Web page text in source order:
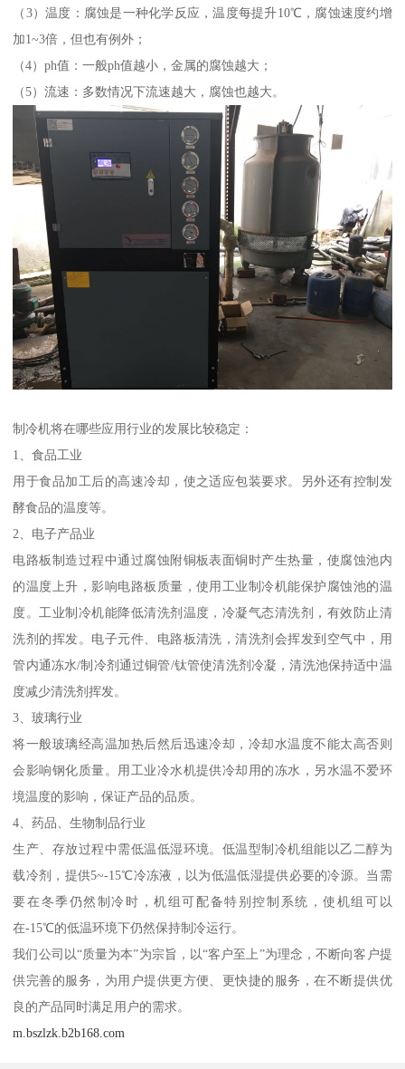
（3）温度：腐蚀是一种化学反应，温度每提升10℃，腐蚀速度约增
加1~3倍，但也有例外；
（4）ph值：一般ph值越小，金属的腐蚀越大；
（5）流速：多数情况下流速越大，腐蚀也越大。
制冷机将在哪些应用行业的发展比较稳定：
1、食品工业
用于食品加工后的高速冷却，使之适应包装要求。另外还有控制发
酵食品的温度等。
2、电子产品业
电路板制造过程中通过腐蚀附铜板表面铜时产生热量，使腐蚀池内
的温度上升，影响电路板质量，使用工业制冷机能保护腐蚀池的温
度。工业制冷机能降低清洗剂温度，冷凝气态清洗剂，有效防止清
洗剂的挥发。电子元件、电路板清洗，清洗剂会挥发到空气中，用
管内通冻水/制冷剂通过铜管/钛管使清洗剂冷凝，清洗池保持适中温
度减少清洗剂挥发。
3、玻璃行业
将一般玻璃经高温加热后然后迅速冷却，冷却水温度不能太高否则
会影响钢化质量。用工业冷水机提供冷却用的冻水，另水温不爱环
境温度的影响，保证产品的品质。
4、药品、生物制品行业
生产、存放过程中需低温低湿环境。低温型制冷机组能以乙二醇为
载冷剂，提供5~-15℃冷冻液，以为低温低湿提供必要的冷源。当需
要在冬季仍然制冷时，机组可配备特别控制系统，使机组可以
在-15℃的低温环境下仍然保持制冷运行。
我们公司以“质量为本”为宗旨，以“客户至上”为理念，不断向客户提
供完善的服务，为用户提供更方便、更快捷的服务，在不断提供优
良的产品同时满足用户的需求。
m.bszlzk.b2b168.com